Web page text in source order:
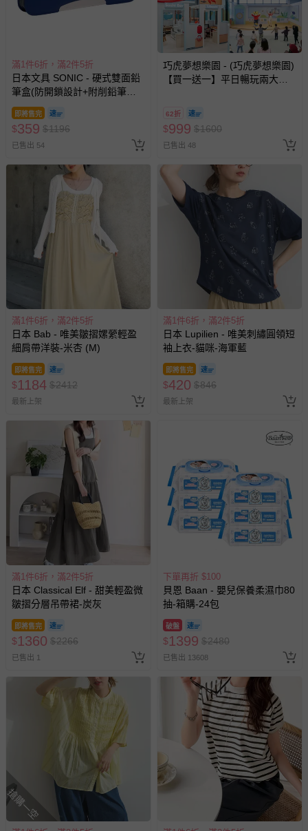
滿1件6折，滿2件5折
日本文具 SONIC - 硬式雙面鉛
筆盒(防開鎖設計+附削鉛筆器)-
藍
即將售完
$359 $1196
已售出 54
巧虎夢想樂園 - (巧虎夢想樂園)
【買一送一】平日暢玩兩大一
換，贈送券現場領取)-效期至
2026/10/16 正券逾期視同現金
券使用
62折
$999 $1600
已售出 48
滿1件6折，滿2件5折
日本 Bab - 唯美皺摺嫘縈輕盈
細肩帶洋裝-米杏 (M)
即將售完
$1184 $2412
最新上架
滿1件6折，滿2件5折
日本 Lupilien - 唯美刺繡圓領短
袖上衣-貓咪-海軍藍
即將售完
$420 $846
最新上架
滿1件6折，滿2件5折
日本 Classical Elf - 甜美輕盈微
皺摺分層吊帶裙-炭灰
即將售完
$1360 $2266
已售出 1
下單再折 $100
貝恩 Baan - 嬰兒保養柔濕巾80
抽-箱購-24包
破盤
$1399 $2480
已售出 13608
搶購一空